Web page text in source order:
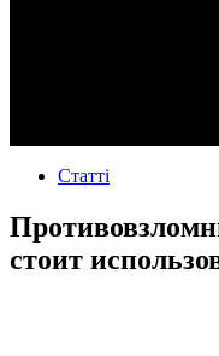
Статті
стоит